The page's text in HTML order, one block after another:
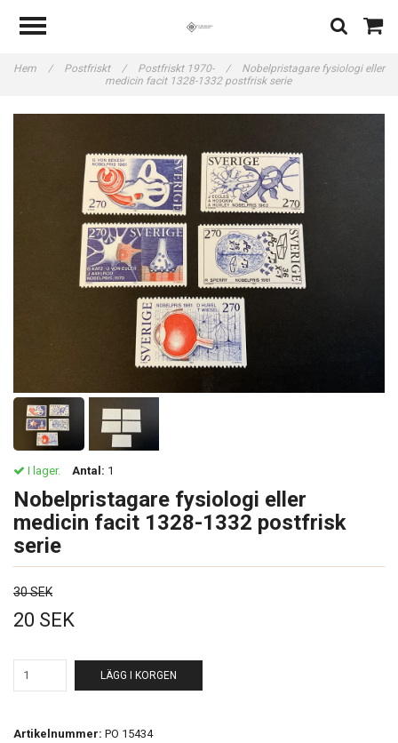
Hem / Postfriskt / Postfriskt 1970- /
Nobelpristagare fysiologi eller
medicin facit 1328-1332 postfrisk serie
I lager. Antal: 1
Nobelpristagare fysiologi eller
medicin facit 1328-1332 postfrisk
serie
30 SEK
20 SEK
LÄGG I KORGEN
Artikelnummer: PO 15434